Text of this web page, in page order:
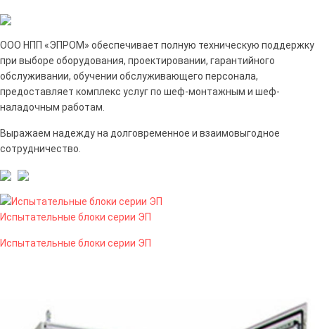
ООО НПП «ЭПРОМ» обеспечивает полную техническую поддержку
при выборе оборудования, проектировании, гарантийного
обслуживании, обучении обслуживающего персонала,
предоставляет комплекс услуг по шеф-монтажным и шеф-
наладочным работам.
Выражаем надежду на долговременное и взаимовыгодное
сотрудничество.
Испытательные блоки серии ЭП
Испытательные блоки серии ЭП